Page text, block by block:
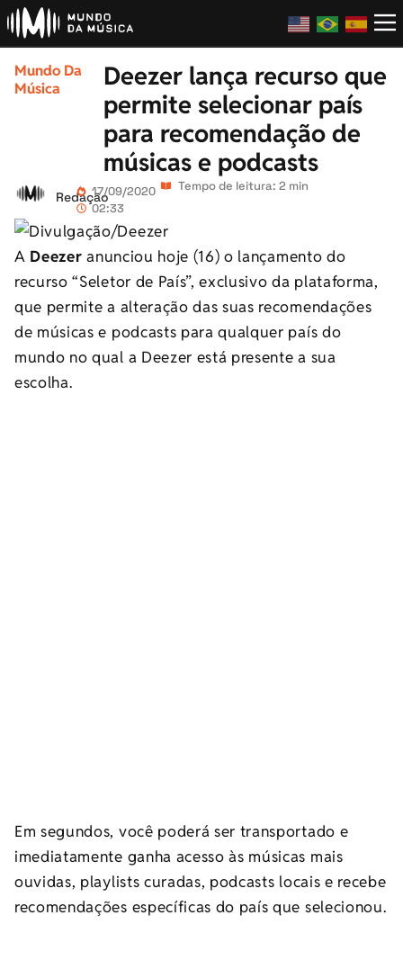
Mundo Da
Música
Deezer lança recurso que
permite selecionar país
para recomendação de
músicas e podcasts
Redação17/09/2020
02:33
Tempo de leitura: 2 min
A Deezer anunciou hoje (16) o lançamento do
recurso “Seletor de País”, exclusivo da plataforma,
que permite a alteração das suas recomendações
de músicas e podcasts para qualquer país do
mundo no qual a Deezer está presente a sua
escolha.
Em segundos, você poderá ser transportado e
imediatamente ganha acesso às músicas mais
ouvidas, playlists curadas, podcasts locais e recebe
recomendações específicas do país que selecionou.